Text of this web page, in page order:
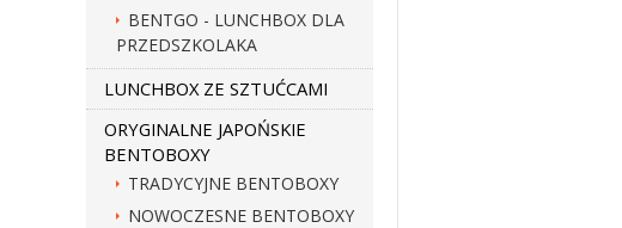
BENTGO - LUNCHBOX DLA
PRZEDSZKOLAKA
LUNCHBOX ZE SZTUĆCAMI
ORYGINALNE JAPOŃSKIE
BENTOBOXY
TRADYCYJNE BENTOBOXY
NOWOCZESNE BENTOBOXY